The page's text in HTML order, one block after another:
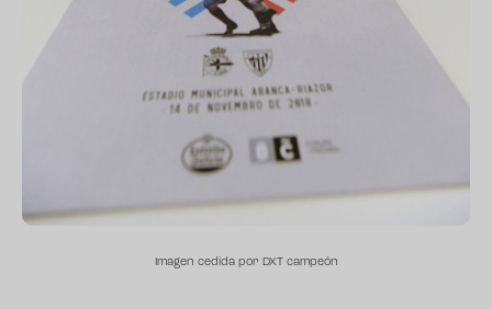
Imagen cedida por DXT campeón